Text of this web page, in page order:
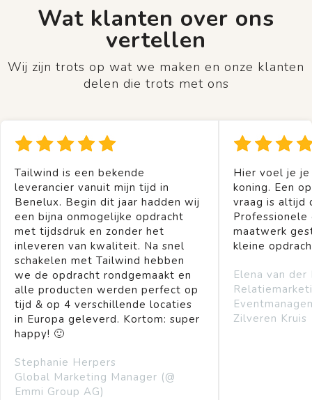
Wat klanten over ons
vertellen
Wij zijn trots op wat we maken en onze klanten
delen die trots met ons
Tailwind is een bekende
leverancier vanuit mijn tijd in
Benelux. Begin dit jaar hadden wij
een bijna onmogelijke opdracht
met tijdsdruk en zonder het
inleveren van kwaliteit. Na snel
schakelen met Tailwind hebben
we de opdracht rondgemaakt en
alle producten werden perfect op
tijd & op 4 verschillende locaties
in Europa geleverd. Kortom: super
happy! 🙂
Stephanie Herpers
Global Marketing Manager (@
Emmi Group AG)
Hier voel je
koning. Een
vraag is altijd
Professionele
maatwerk
kleine
Elena van der
Zilveren Kruis